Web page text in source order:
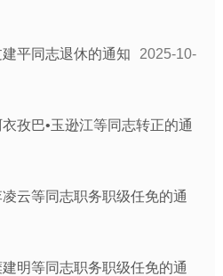
平同志退休的通知
2025-10-
孜巴•玉逊江等同志转正的通
云等同志职务职级任免的通
明等同志职务职级任免的通